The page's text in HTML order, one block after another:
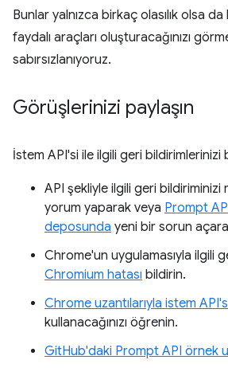
Bunlar yalnızca birkaç olasılık olsa
faydalı araçları oluşturacağınızı
sabırsızlanıyoruz.
Görüşlerinizi paylaşın
İstem API'si ile ilgili geri bildirimlerinizi
API şekliyle ilgili geri
yorum yaparak veya Prompt
deposunda yeni bir sorun
Chrome'un uygulamasıyla ilgili
Chromium hatası bildirin.
Chrome uzantılarıyla istem
kullanacağınızı öğrenin.
GitHub'daki Prompt API örnek